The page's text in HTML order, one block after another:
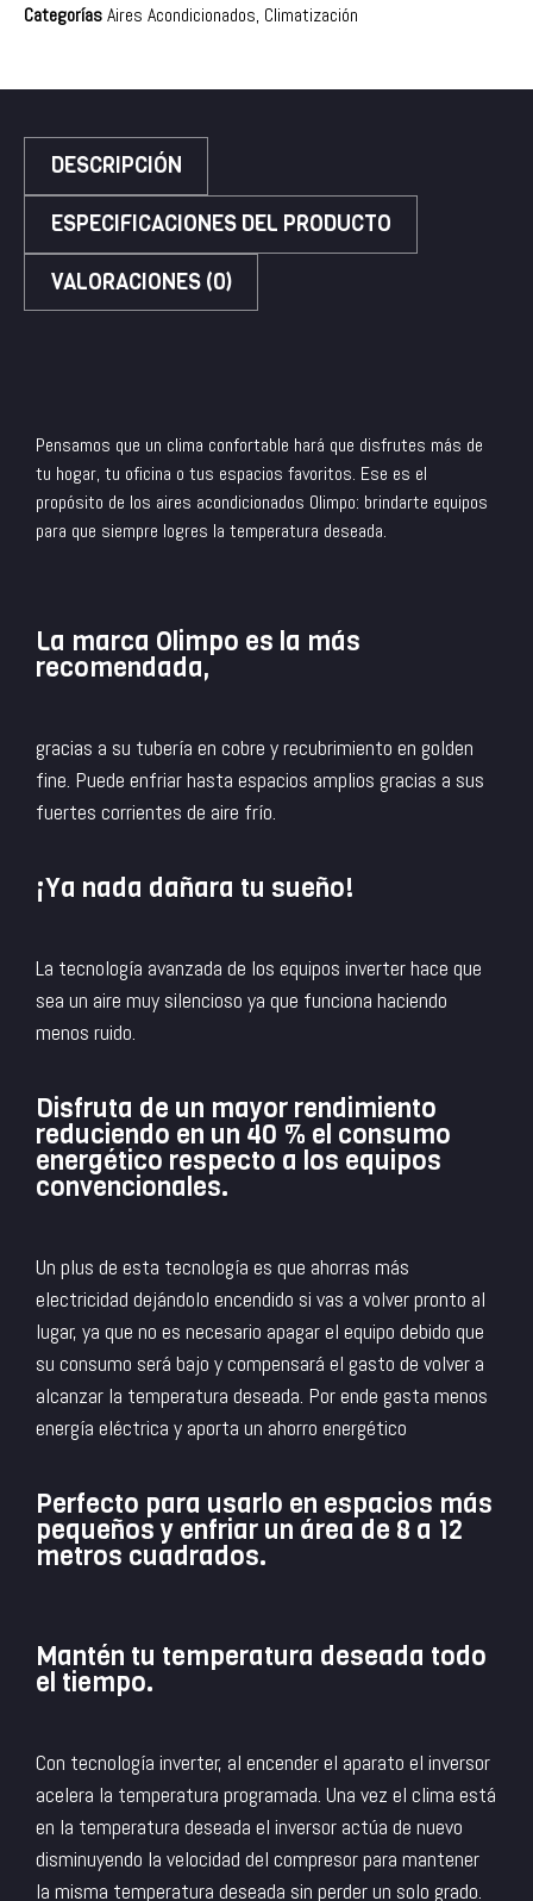
CategoríasAires Acondicionados, Climatización
DESCRIPCIÓN
ESPECIFICACIONES DEL PRODUCTO
VALORACIONES (0)
Pensamos que un clima confortable hará que disfrutes más de
tu hogar, tu oficina o tus espacios favoritos. Ese es el
propósito de los aires acondicionados Olimpo: brindarte equipos
para que siempre logres la temperatura deseada.
La marca Olimpo es la más
recomendada,
gracias a su tubería en cobre y recubrimiento en golden
fine. Puede enfriar hasta espacios amplios gracias a sus
fuertes corrientes de aire frío.
¡Ya nada dañara tu sueño!
La tecnología avanzada de los equipos inverter hace que
sea un aire muy silencioso ya que funciona haciendo
menos ruido.
Disfruta de un mayor rendimiento
reduciendo en un 40 % el consumo
energético respecto a los equipos
convencionales.
Un plus de esta tecnología es que ahorras más
electricidad dejándolo encendido si vas a volver pronto al
lugar, ya que no es necesario apagar el equipo debido que
su consumo será bajo y compensará el gasto de volver a
alcanzar la temperatura deseada. Por ende gasta menos
energía eléctrica y aporta un ahorro energético
Perfecto para usarlo en espacios más
pequeños y enfriar un área de 8 a 12
metros cuadrados.
Mantén tu temperatura deseada todo
el tiempo.
Con tecnología inverter, al encender el aparato el inversor
acelera la temperatura programada. Una vez el clima está
en la temperatura deseada el inversor actúa de nuevo
disminuyendo la velocidad del compresor para mantener
la misma temperatura deseada sin perder un solo grado.